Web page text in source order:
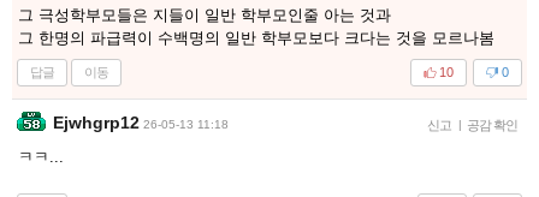
그 극성학부모들은 지들이 일반 학부모인줄 아는 것과
그 한명의 파급력이 수백명의 일반 학부모보다 크다는 것을 모르나봄
답글 이동 0
10
Ejwhgrp12 26-05-13 11:18 신고 | 공감 확인
ㅋㅋ...